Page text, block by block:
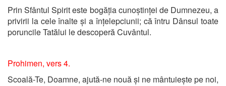
Prin Sfântul Spirit este bogăția cunoștinței de Dumnezeu, a
privirii la cele înalte și a înțelepciunii; că întru Dânsul toate
poruncile Tatălui le descoperă Cuvântul.
Prohimen, vers 4.
Scoală-Te, Doamne, ajută-ne nouă și ne mântuiește pe noi,